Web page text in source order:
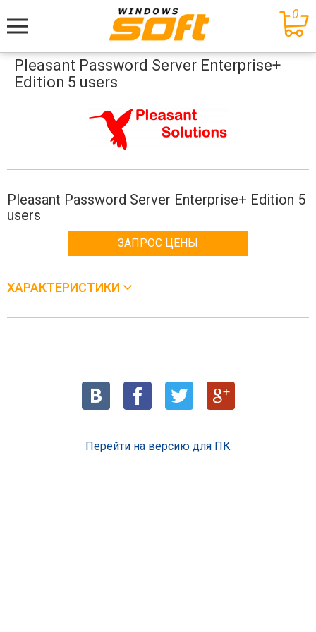
Меню
0
Pleasant Password Server Enterprise+
Edition 5 users
Pleasant Password Server Enterprise+ Edition 5
users
ЗАПРОС ЦЕНЫ
ХАРАКТЕРИСТИКИ
Перейти на версию для ПК